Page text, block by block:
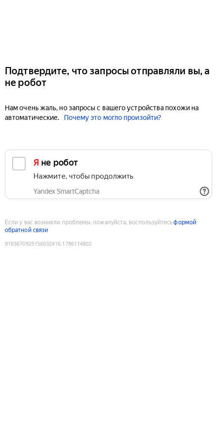
Подтвердите, что запросы отправляли вы, а
не робот
Нам очень жаль, но запросы с вашего устройства похожи на
автоматические.
Почему это могло произойти?
Я не робот
Нажмите, чтобы продолжить
Yandex SmartCaptcha
Если у вас возникли проблемы, пожалуйста, воспользуйтесьформой
обратной связи
9183670925156032416:1786114802